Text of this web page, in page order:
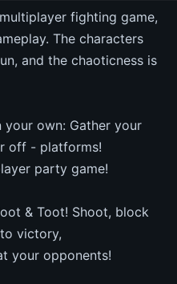
fighting game,
The characters
and the chaoticness is
own: Gather your
off - platforms!
party game!
& Toot! Shoot, block
victory,
your opponents!